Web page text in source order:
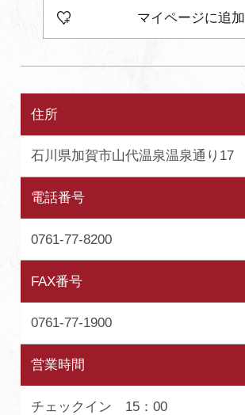
マイページに追加
住所
石川県加賀市山代温泉温泉通り17
電話番号
0761-77-8200
FAX番号
0761-77-1900
営業時間
チェックイン 15：00